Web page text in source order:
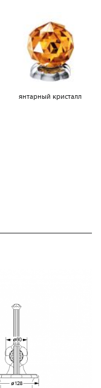
янтарный кристалл